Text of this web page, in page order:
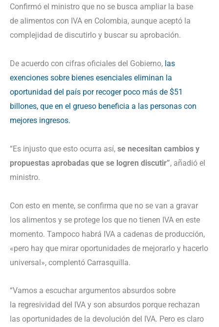
Confirmó el ministro que no se busca ampliar la base
de alimentos con IVA en Colombia, aunque aceptó la
complejidad de discutirlo y buscar su aprobación.
De acuerdo con cifras oficiales del Gobierno, las
exenciones sobre bienes esenciales eliminan la
oportunidad del país por recoger poco más de $51
billones, que en el grueso beneficia a las personas con
mejores ingresos.
“Es injusto que esto ocurra así, se necesitan cambios y
propuestas aprobadas que se logren discutir”, añadió el
ministro.
Con esto en mente, se confirma que no se van a gravar
los alimentos y se protege los que no tienen IVA en este
momento. Tampoco habrá IVA a cadenas de producción,
«pero hay que mirar oportunidades de mejorarlo y hacerlo
universal», complentó Carrasquilla.
“Vamos a escuchar argumentos absurdos sobre
la regresividad del IVA y son absurdos porque rechazan
las oportunidades de la devolución del IVA. Pero es claro